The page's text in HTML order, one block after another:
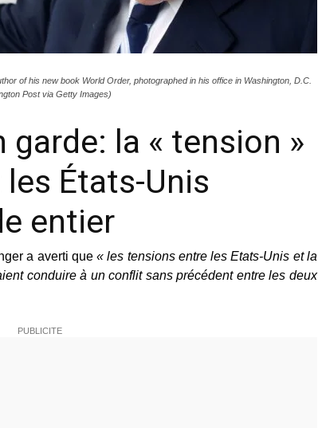
of his new book World Order, photographed in his office in Washington, D.C.
Post via Getty Images)
la « tension »
États-Unis
entier
a averti que« les tensions entre les Etats-Unis et la
conduire à un conflit sans précédent entre les deux